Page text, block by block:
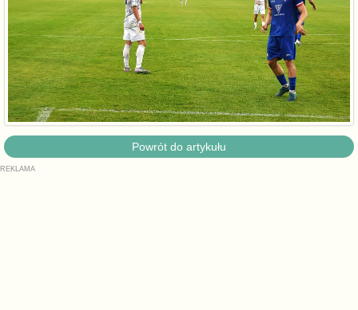
Powrót do artykułu